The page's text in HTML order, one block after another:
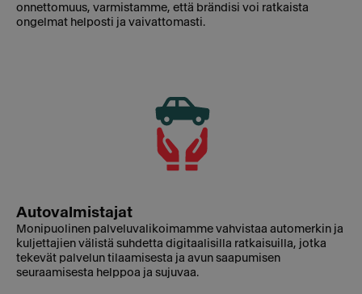
onnettomuus, varmistamme, että brändisi voi ratkaista
ongelmat helposti ja vaivattomasti.
Autovalmistajat
Monipuolinen palveluvalikoimamme vahvistaa automerkin ja
kuljettajien välistä suhdetta digitaalisilla ratkaisuilla, jotka
tekevät palvelun tilaamisesta ja avun saapumisen
seuraamisesta helppoa ja sujuvaa.